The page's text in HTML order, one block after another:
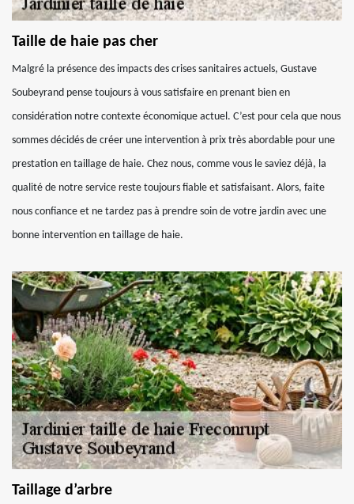
Taille de haie pas cher
Malgré la présence des impacts des crises sanitaires actuels, Gustave
Soubeyrand pense toujours à vous satisfaire en prenant bien en
considération notre contexte économique actuel. C’est pour cela que nous
sommes décidés de créer une intervention à prix très abordable pour une
prestation en taillage de haie. Chez nous, comme vous le saviez déjà, la
qualité de notre service reste toujours fiable et satisfaisant. Alors, faite
nous confiance et ne tardez pas à prendre soin de votre jardin avec une
bonne intervention en taillage de haie.
Taillage d’arbre